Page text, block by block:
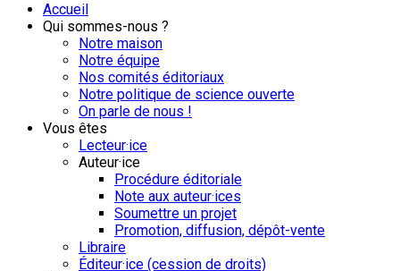
Accueil
Qui sommes-nous ?
Notre maison
Notre équipe
Nos comités éditoriaux
Notre politique de science ouverte
On parle de nous !
Vous êtes
Lecteur·ice
Auteur·ice
Procédure éditoriale
Note aux auteur·ices
Soumettre un projet
Promotion, diffusion, dépôt-vente
Libraire
Éditeur·ice (cession de droits)